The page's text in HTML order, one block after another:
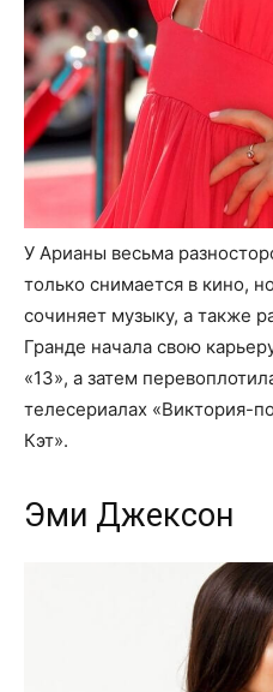
У Арианы весьма
только снимается в кино,
сочиняет музыку, а также
Гранде начала свою
«13», а затем
телесериалах «Виктория-
Кэт».
Эми Джексон